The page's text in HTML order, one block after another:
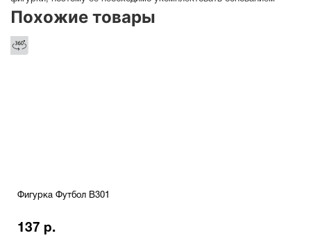
Похожие товары
Фигурка Футбол B301
137 р.